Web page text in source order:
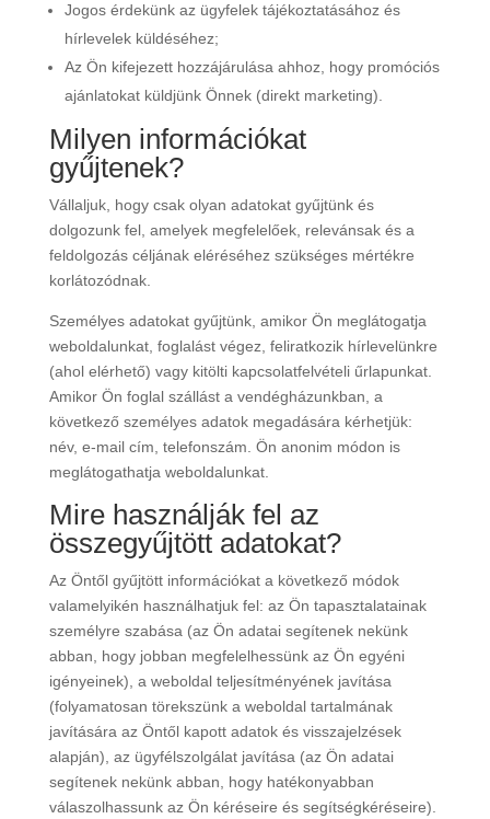
Jogos érdekünk az ügyfelek tájékoztatásához és
hírlevelek küldéséhez;
Az Ön kifejezett hozzájárulása ahhoz, hogy promóciós
ajánlatokat küldjünk Önnek (direkt marketing).
Milyen információkat
gyűjtenek?
Vállaljuk, hogy csak olyan adatokat gyűjtünk és
dolgozunk fel, amelyek megfelelőek, relevánsak és a
feldolgozás céljának eléréséhez szükséges mértékre
korlátozódnak.
Személyes adatokat gyűjtünk, amikor Ön meglátogatja
weboldalunkat, foglalást végez, feliratkozik hírlevelünkre
(ahol elérhető) vagy kitölti kapcsolatfelvételi űrlapunkat.
Amikor Ön foglal szállást a vendégházunkban, a
következő személyes adatok megadására kérhetjük:
név, e-mail cím, telefonszám. Ön anonim módon is
meglátogathatja weboldalunkat.
Mire használják fel az
összegyűjtött adatokat?
Az Öntől gyűjtött információkat a következő módok
valamelyikén használhatjuk fel: az Ön tapasztalatainak
személyre szabása (az Ön adatai segítenek nekünk
abban, hogy jobban megfelelhessünk az Ön egyéni
igényeinek), a weboldal teljesítményének javítása
(folyamatosan törekszünk a weboldal tartalmának
javítására az Öntől kapott adatok és visszajelzések
alapján), az ügyfélszolgálat javítása (az Ön adatai
segítenek nekünk abban, hogy hatékonyabban
válaszolhassunk az Ön kéréseire és segítségkéréseire).